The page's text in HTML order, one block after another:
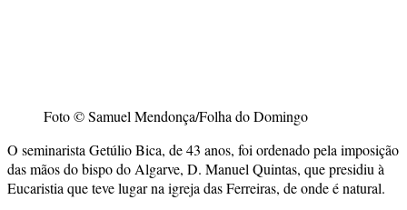
Foto © Samuel Mendonça/Folha do Domingo
O seminarista Getúlio Bica, de 43 anos, foi ordenado pela imposição
das mãos do bispo do Algarve, D. Manuel Quintas, que presidiu à
Eucaristia que teve lugar na igreja das Ferreiras, de onde é natural.